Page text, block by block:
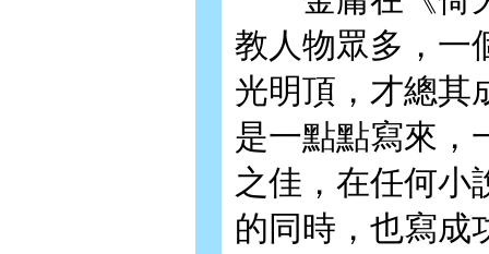
教人物眾多，一
光明頂，才總其
是一點點寫來，
之佳，在任何小
的同時，也寫成